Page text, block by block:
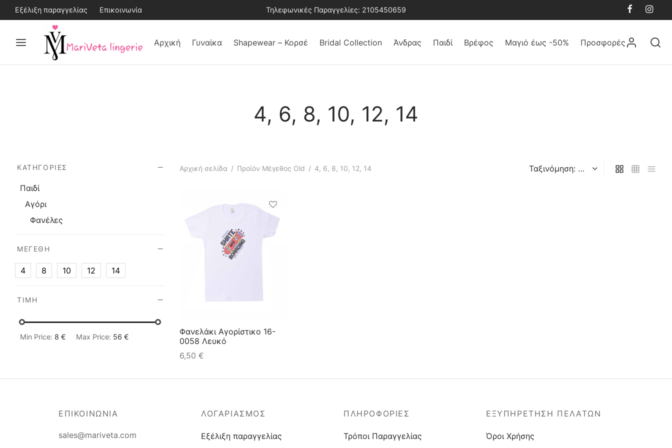
Εξέλιξη παραγγελίας Επικοινωνία Τηλεφωνικές Παραγγελίες: 2105450659
Αρχική Γυναίκα Shapewear – Κορσέ Bridal Collection Άνδρας Παιδί Βρέφος Μαγιό έως -50% Προσφορές
4, 6, 8, 10, 12, 14
ΚΑΤΗΓΟΡΊΕΣ
Παιδί
Αγόρι
Φανέλες
ΜΕΓΈΘΗ
4 8 10 12 14
ΤΙΜΉ
Min Price: 8 € Max Price: 56 €
Αρχική σελίδα / Προϊόν Μέγεθος Old / 4, 6, 8, 10, 12, 14
Φανελάκι Αγορίστικο 16-
0058 Λευκό
6,50 €
ΕΠΙΚΟΙΝΩΝΙΑ
sales@mariveta.com
ΛΟΓΑΡΙΑΣΜΟΣ
Εξέλιξη παραγγελίας
ΠΛΗΡΟΦΟΡΙΕΣ
Τρόποι Παραγγελίας
ΕΞΥΠΗΡΕΤΗΣΗ ΠΕΛΑΤΩΝ
Όροι Χρήσης